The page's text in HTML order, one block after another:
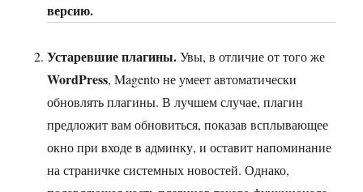
версию.
Устаревшие плагины.Увы, в отличие от того же
WordPress, Magento не умеет автоматически
обновлять плагины. В лучшем случае, плагин
предложит вам обновиться, показав всплывающее
окно при входе в админку, и оставит напоминание
на страничке системных новостей. Однако,